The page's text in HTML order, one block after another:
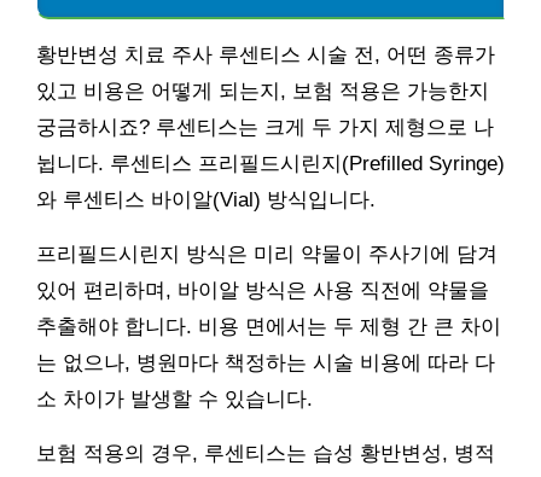
황반변성 치료 주사 루센티스 시술 전, 어떤 종류가
있고 비용은 어떻게 되는지, 보험 적용은 가능한지
궁금하시죠? 루센티스는 크게 두 가지 제형으로 나
뉩니다. 루센티스 프리필드시린지(Prefilled Syringe)
와 루센티스 바이알(Vial) 방식입니다.
프리필드시린지 방식은 미리 약물이 주사기에 담겨
있어 편리하며, 바이알 방식은 사용 직전에 약물을
추출해야 합니다. 비용 면에서는 두 제형 간 큰 차이
는 없으나, 병원마다 책정하는 시술 비용에 따라 다
소 차이가 발생할 수 있습니다.
보험 적용의 경우, 루센티스는 습성 황반변성, 병적